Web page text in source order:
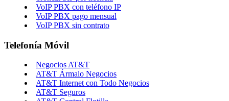
VoIP PBX con teléfono IP
VoIP PBX pago mensual
VoIP PBX sin contrato
Telefonía Móvil
Negocios AT&T
AT&T Ármalo Negocios
AT&T Internet con Todo Negocios
AT&T Seguros